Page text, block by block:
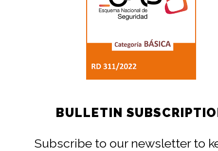
BULLETIN
Subscribe to our newsletter to